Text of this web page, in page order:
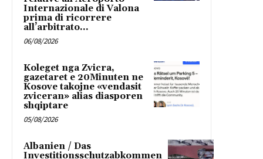
Internazionale di Valona
prima di ricorrere
all’arbitrato...
06/08/2026
Koleget nga Zvicra,
gazetaret e 20Minuten ne
Kosove takojne «vendasit
zviceran» alias diasporen
shqiptare
05/08/2026
Albanien / Das
Investitionsschutzabkommen